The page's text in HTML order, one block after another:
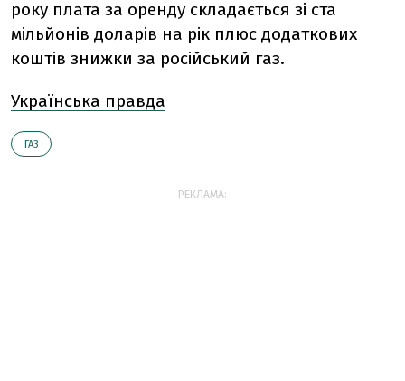
року плата за оренду складається зі ста
мільйонів доларів на рік плюс додаткових
коштів знижки за російський газ.
Українська правда
ГАЗ
РЕКЛАМА: